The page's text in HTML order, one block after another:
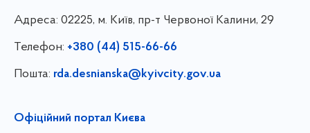
Адреса: 02225, м. Київ, пр-т Червоної Калини, 29
Телефон: +380 (44) 515-66-66
Пошта: rda.desnianska@kyivcity.gov.ua
Офіційний портал Києва